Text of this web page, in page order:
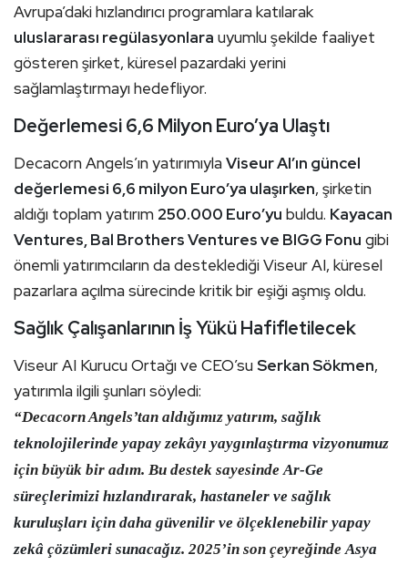
Avrupa’daki hızlandırıcı programlara katılarak
uluslararası regülasyonlara uyumlu şekilde faaliyet
gösteren şirket, küresel pazardaki yerini
sağlamlaştırmayı hedefliyor.
Değerlemesi 6,6 Milyon Euro’ya Ulaştı
Decacorn Angels’ın yatırımıylaViseur AI’ın güncel
değerlemesi 6,6 milyon Euro’ya ulaşırken, şirketin
aldığı toplam yatırım 250.000 Euro’yu buldu. Kayacan
Ventures, Bal Brothers Ventures ve BIGG Fonu gibi
önemli yatırımcıların da desteklediği Viseur AI, küresel
pazarlara açılma sürecinde kritik bir eşiği aşmış oldu.
Sağlık Çalışanlarının İş Yükü Hafifletilecek
Viseur AI Kurucu Ortağı ve CEO’suSerkan Sökmen,
yatırımla ilgili şunları söyledi:
“Decacorn Angels’tan aldığımız yatırım, sağlık
teknolojilerinde yapay zekâyı yaygınlaştırma vizyonumuz
için büyük bir adım. Bu destek sayesinde Ar-Ge
süreçlerimizi hızlandırarak, hastaneler ve sağlık
kuruluşları için daha güvenilir ve ölçeklenebilir yapay
zekâ çözümleri sunacağız. 2025’in son çeyreğinde Asya